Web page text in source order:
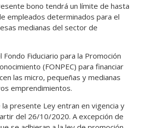
bono tendrá un límite de hasta
empleados determinados para el
medianas del sector de
Fiduciario para la Promoción
(FONPEC) para financiar
las micro, pequeñas y medianas
emprendimientos.
presente Ley entran en vigencia y
del 26/10/2020. A excepción de